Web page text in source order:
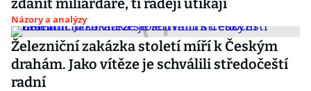
zdanit miliardáře, ti raději utíkají
Názory a analýzy
Železniční zakázka století míří k Českým
drahám. Jako vítěze je schválili středočeští
radní